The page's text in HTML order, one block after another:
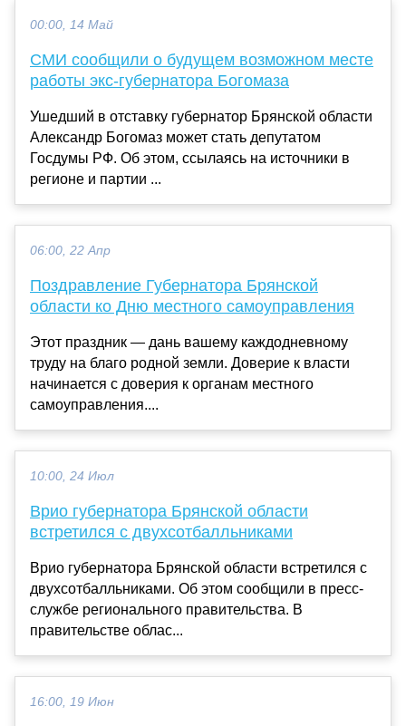
00:00, 14 Май
СМИ сообщили о будущем возможном месте
работы экс-губернатора Богомаза
Ушедший в отставку губернатор Брянской области
Александр Богомаз может стать депутатом
Госдумы РФ. Об этом, ссылаясь на источники в
регионе и партии ...
06:00, 22 Апр
Поздравление Губернатора Брянской
области ко Дню местного самоуправления
Этот праздник — дань вашему каждодневному
труду на благо родной земли. Доверие к власти
начинается с доверия к органам местного
самоуправления....
10:00, 24 Июл
Врио губернатора Брянской области
встретился с двухсотбалльниками
Врио губернатора Брянской области встретился с
двухсотбалльниками. Об этом сообщили в пресс-
службе регионального правительства. В
правительстве облас...
16:00, 19 Июн